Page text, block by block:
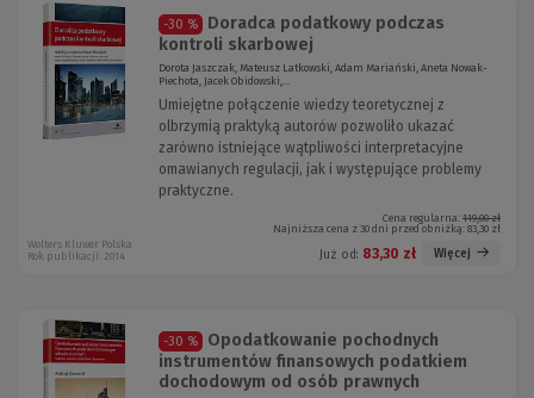
-30 %
Doradca podatkowy podczas
kontroli skarbowej
Dorota Jaszczak, Mateusz Latkowski, Adam Mariański, Aneta Nowak-
Piechota, Jacek Obidowski,...
Umiejętne połączenie wiedzy teoretycznej z
olbrzymią praktyką autorów pozwoliło ukazać
zarówno istniejące wątpliwości interpretacyjne
omawianych regulacji, jak i występujące problemy
praktyczne.
Cena regularna: 119,00 zł
Najniższa cena z 30 dni przed obniżką: 83,30 zł
Już od: 83,30 zł Więcej
Wolters Kluwer Polska
Rok publikacji: 2014
-30 %
Opodatkowanie pochodnych
instrumentów finansowych podatkiem
dochodowym od osób prawnych